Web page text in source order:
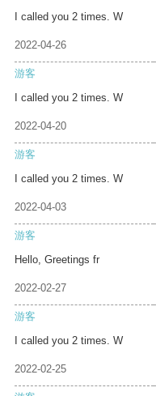
I called you 2 times. W
2022-04-26
游客
I called you 2 times. W
2022-04-20
游客
I called you 2 times. W
2022-04-03
游客
Hello, Greetings fr
2022-02-27
游客
I called you 2 times. W
2022-02-25